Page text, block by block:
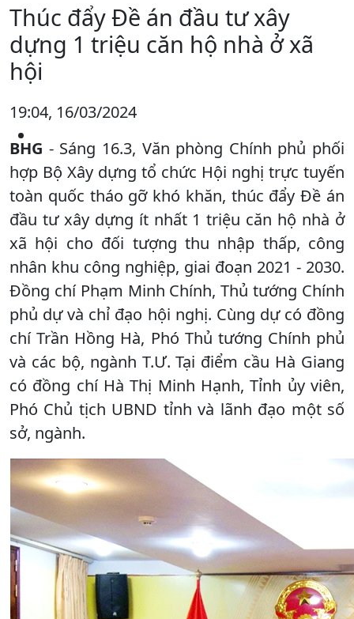
Thúc đẩy Đề án đầu tư xây
dựng 1 triệu căn hộ nhà ở xã
hội
19:04, 16/03/2024
BHG - Sáng 16.3, Văn phòng Chính phủ phối
hợp Bộ Xây dựng tổ chức Hội nghị trực tuyến
toàn quốc tháo gỡ khó khăn, thúc đẩy Đề án
đầu tư xây dựng ít nhất 1 triệu căn hộ nhà ở
xã hội cho đối tượng thu nhập thấp, công
nhân khu công nghiệp, giai đoạn 2021 - 2030.
Đồng chí Phạm Minh Chính, Thủ tướng Chính
phủ dự và chỉ đạo hội nghị. Cùng dự có đồng
chí Trần Hồng Hà, Phó Thủ tướng Chính phủ
và các bộ, ngành T.Ư. Tại điểm cầu Hà Giang
có đồng chí Hà Thị Minh Hạnh, Tỉnh ủy viên,
Phó Chủ tịch UBND tỉnh và lãnh đạo một số
sở, ngành.